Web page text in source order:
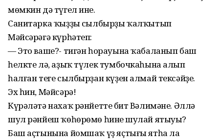
мөмкин дә түгел ине.
Санитарка ҡыҙҙың сылбырҙы ҡалҡытып
Мәйсәрәгә күрһәтеп:
— Это ваше?- тигән һорауына ҡабаланып баш
һелкте лә, аҙыҡ түлек тумбочкаһына алып
һалған теге сылбырҙан күҙен алмай тексәйҙе.
Эх һин, Мәйсәрә!
Күрәләтә нахаҡ рәнйеттең бит Вәлимәне. Әллә
шул рәнйеш ҡөһөрөмө һинең шулай ятыуың?
Баш аҫтынына йомшаҡ үҙ яҫтығы ятһа ла